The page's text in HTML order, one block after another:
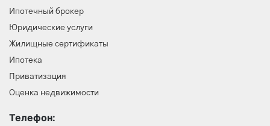
Ипотечный брокер
Юридические услуги
Жилищные сертификаты
Ипотека
Приватизация
Оценка недвижимости
Телефон: